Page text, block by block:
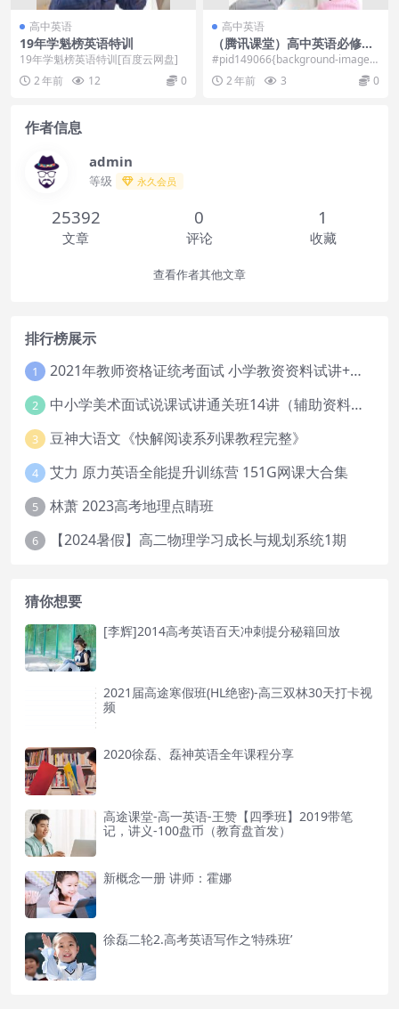
高中英语
19年学魁榜英语特训
19年学魁榜英语特训[百度云网盘]
2 年前
12 0
高中英语
（腾讯课堂）高中英语必修
+选修全套课程 一轮复习专题
课程（售价：40盘币）
#pid149066{background-image:u
rl(\”...
2 年前 3 0
作者信息
admin
等级 永久会员
25392
文章
0
评论
1
收藏
查看作者其他文章
排行榜展示
1 2021年教师资格证统考面试 小学教资资料试讲+答辩
2 中小学美术面试说课试讲通关班14讲（辅助资料第一套）
3 豆神大语文《快解阅读系列课教程完整》
4 艾力 原力英语全能提升训练营 151G网课大合集
5 林萧 2023高考地理点睛班
6 【2024暑假】高二物理学习成长与规划系统1期
猜你想要
[李辉]2014高考英语百天冲刺提分秘籍回放
2021届高途寒假班(HL绝密)-高三双林30天打卡视
频
2020徐磊、磊神英语全年课程分享
高途课堂-高一英语-王赞【四季班】2019带笔
记，讲义-100盘币（教育盘首发）
新概念一册 讲师：霍娜
徐磊二轮2.高考英语写作之‘特殊班’